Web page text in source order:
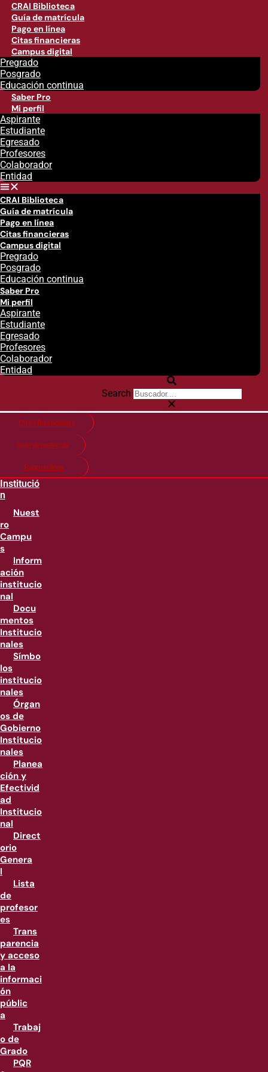
CRAI Biblioteca
Guía de matrícula
Pago en línea
Citas financieras
Campus digital
Pregrado
Posgrado
Educación continua
Saber Pro
Mi perfil
Aspirante
Estudiante
Egresado
Profesores
Colaborador
Entidad
CRAI Biblioteca
Guía de matrícula
Pago en línea
Citas financieras
Campus digital
Pregrado
Posgrado
Educación continua
Saber Pro
Mi perfil
Aspirante
Estudiante
Egresado
Profesores
Colaborador
Entidad
Search
Citas financieras
Guía de matricula
Pago en línea
Institució
n
Nuest
ro
Campu
s
Inform
ación
institucio
nal
Docu
mentos
Institucio
nales
Símbo
los
institucio
nales
Órgan
os de
Gobierno
Institucio
nales
Planea
ción y
Efectivid
ad
Institucio
nal
Direct
orio
Genera
l
Lista
de
profesor
es
Trans
parencia
y acceso
a la
informaci
ón
públic
a
Trabaj
o de
Grado
PQR